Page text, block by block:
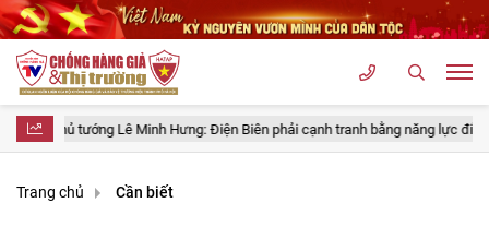
Lê Minh Hưng: Điện Biên phải cạnh tranh bằng năng lực điều hành, mạnh
Trang chủ Cần biết